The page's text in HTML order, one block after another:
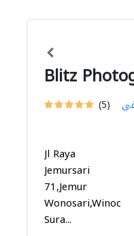
Blitz
(5)
Jl Raya
Jemursari
71,Jemur
Wonosari,Winocolo,
Sura...